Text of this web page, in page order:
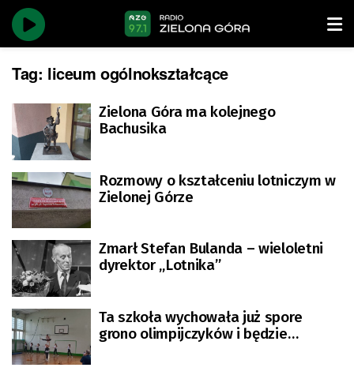
Tag: liceum ogólnokształcące
Zielona Góra ma kolejnego
Bachusika
Rozmowy o kształceniu lotniczym w
Zielonej Górze
Zmarł Stefan Bulanda – wieloletni
dyrektor „Lotnika”
Ta szkoła wychowała już spore
grono olimpijczyków i będzie